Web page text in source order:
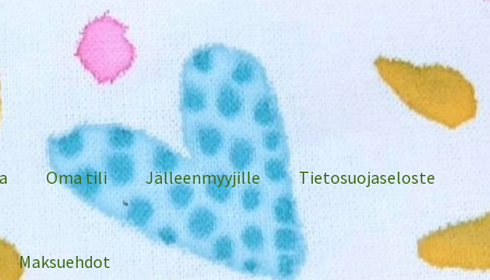
Oma tili Jälleenmyyjille Tietosuojaseloste
Maksuehdot